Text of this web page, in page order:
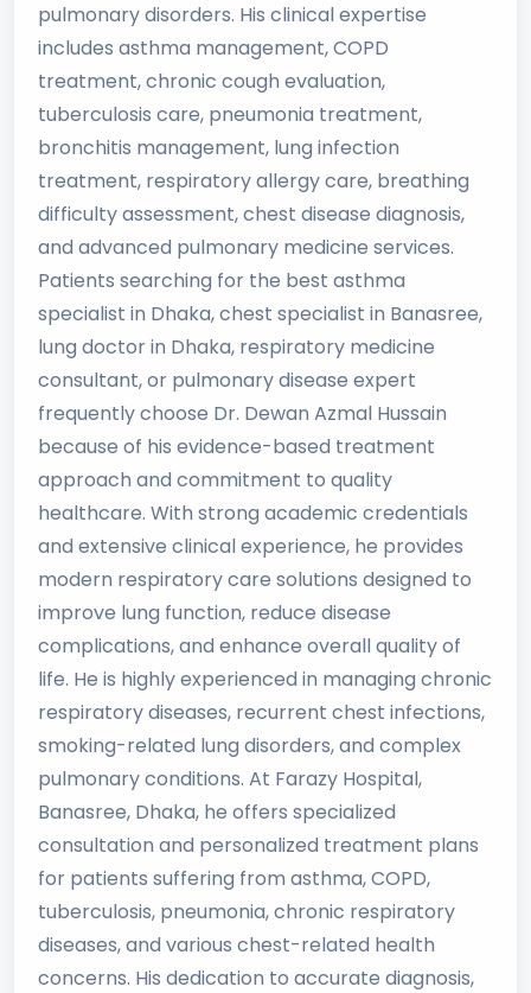
pulmonary disorders. His clinical expertise
includes asthma management, COPD
treatment, chronic cough evaluation,
tuberculosis care, pneumonia treatment,
bronchitis management, lung infection
treatment, respiratory allergy care, breathing
difficulty assessment, chest disease diagnosis,
and advanced pulmonary medicine services.
Patients searching for the best asthma
specialist in Dhaka, chest specialist in Banasree,
lung doctor in Dhaka, respiratory medicine
consultant, or pulmonary disease expert
frequently choose Dr. Dewan Azmal Hussain
because of his evidence-based treatment
approach and commitment to quality
healthcare. With strong academic credentials
and extensive clinical experience, he provides
modern respiratory care solutions designed to
improve lung function, reduce disease
complications, and enhance overall quality of
life. He is highly experienced in managing chronic
respiratory diseases, recurrent chest infections,
smoking-related lung disorders, and complex
pulmonary conditions. At Farazy Hospital,
Banasree, Dhaka, he offers specialized
consultation and personalized treatment plans
for patients suffering from asthma, COPD,
tuberculosis, pneumonia, chronic respiratory
diseases, and various chest-related health
concerns. His dedication to accurate diagnosis,